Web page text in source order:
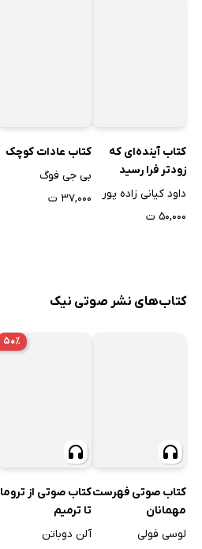
کتاب آینده‌ای که
زودتر فرا رسید
داود کیانی زاده پور
۵۰,۰۰۰ ت
کتاب عادات کوچک
بی جی فوگ
۳۷,۰۰۰ ت
کتاب‌های نشر صوتی نیک
کتاب صوتی فهرست
مهمانان
لوسی فولی
۵۰٪
کتاب صوتی از تروما
تا ترمیم
آلن دوباتن